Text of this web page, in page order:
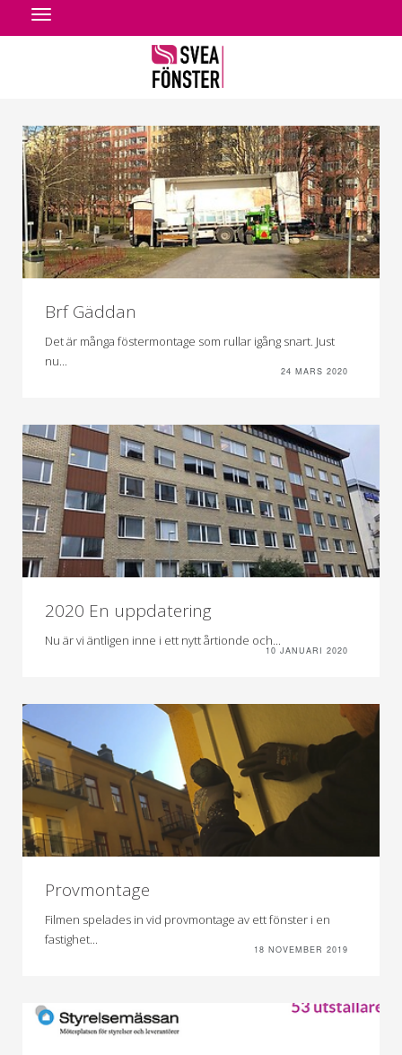
Toggle
navigation
Brf Gäddan
Det är många föstermontage som rullar igång snart. Just
nu...
24 MARS 2020
2020 En uppdatering
Nu är vi äntligen inne i ett nytt årtionde och...
10 JANUARI 2020
Provmontage
Filmen spelades in vid provmontage av ett fönster i en
fastighet...
18 NOVEMBER 2019